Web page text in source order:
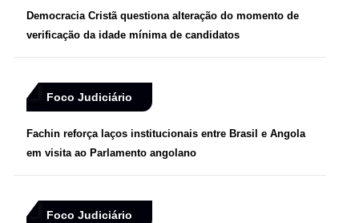
Democracia Cristã questiona alteração do momento de
verificação da idade mínima de candidatos
Foco Judiciário
Fachin reforça laços institucionais entre Brasil e Angola
em visita ao Parlamento angolano
Foco Judiciário